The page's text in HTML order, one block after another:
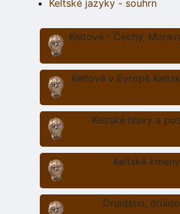
Keltské jazyky - souhrn
Keltové - Čechy,
Keltové v Evropě
Keltské hlavy a
Keltské kmeny
Druidství,